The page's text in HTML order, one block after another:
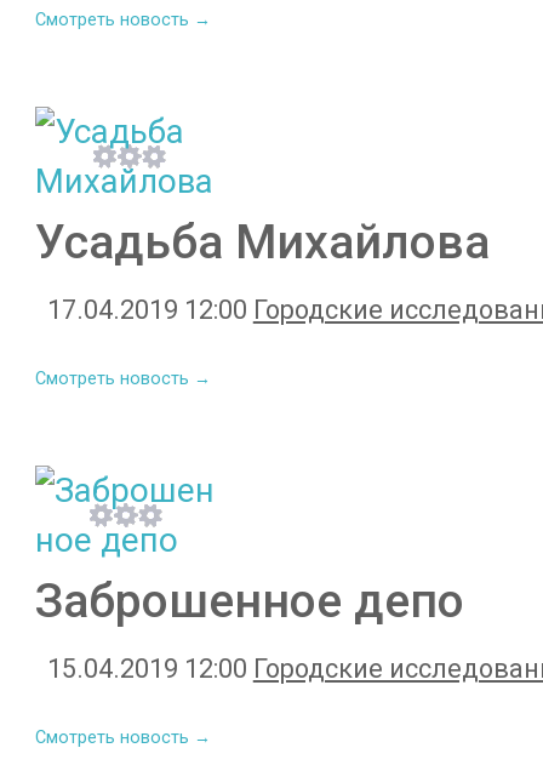
Смотреть новость →
Усадьба Михайлова
17.04.2019 12:00 Городские
Смотреть новость →
Заброшенное депо
15.04.2019 12:00 Городские
Смотреть новость →